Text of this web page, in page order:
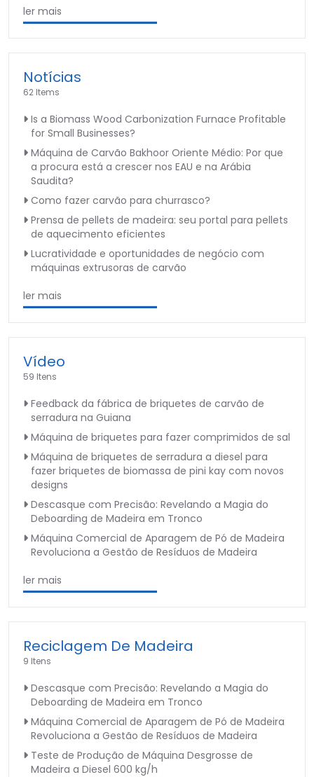
ler mais
Notícias
62 Items
Is a Biomass Wood Carbonization Furnace Profitable
for Small Businesses?
Máquina de Carvão Bakhoor Oriente Médio: Por que
a procura está a crescer nos EAU e na Arábia
Saudita?
Como fazer carvão para churrasco?
Prensa de pellets de madeira: seu portal para pellets
de aquecimento eficientes
Lucratividade e oportunidades de negócio com
máquinas extrusoras de carvão
ler mais
Vídeo
59 Itens
Feedback da fábrica de briquetes de carvão de
serradura na Guiana
Máquina de briquetes para fazer comprimidos de sal
Máquina de briquetes de serradura a diesel para
fazer briquetes de biomassa de pini kay com novos
designs
Descasque com Precisão: Revelando a Magia do
Deboarding de Madeira em Tronco
Máquina Comercial de Aparagem de Pó de Madeira
Revoluciona a Gestão de Resíduos de Madeira
ler mais
Reciclagem De Madeira
9 Itens
Descasque com Precisão: Revelando a Magia do
Deboarding de Madeira em Tronco
Máquina Comercial de Aparagem de Pó de Madeira
Revoluciona a Gestão de Resíduos de Madeira
Teste de Produção de Máquina Desgrosse de
Madeira a Diesel 600 kg/h